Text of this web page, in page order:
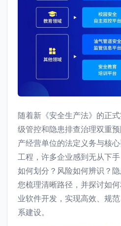
随着新《安全生产法》的正
级管控和隐患排查治理双重
产经营单位的法定义务与核
工程，许多企业感到无从下
如何划分？风险如何辨识？
您梳理清晰路径，并探讨如
业软件开发，实现高效、规
系建设。